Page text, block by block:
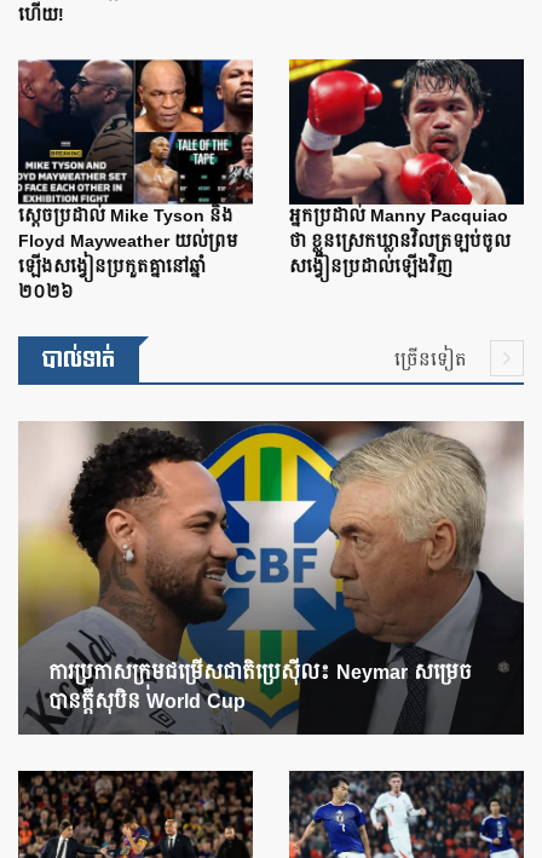
ហើយ!
ស្តេចប្រដាល់ Mike Tyson និង
Floyd Mayweather យល់ព្រម
ឡើងសង្វៀនប្រកួតគ្នានៅឆ្នាំ
២០២៦
អ្នកប្រដាល់ Manny Pacquiao
ថា ខ្លួនស្រេកឃ្លានវិលត្រឡប់ចូល
សង្វៀនប្រដាល់ឡើងវិញ
បាល់ទាត់ ច្រើនទៀត
ការប្រកាសក្រុមជម្រើសជាតិប្រេស៊ីល៖ Neymar សម្រេច
បានក្តីសុបិន World Cup